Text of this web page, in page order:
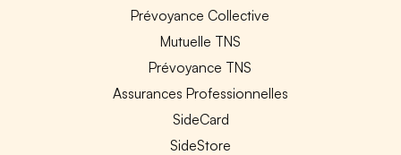
Prévoyance Collective
Mutuelle TNS
Prévoyance TNS
Assurances Professionnelles
SideCard
SideStore